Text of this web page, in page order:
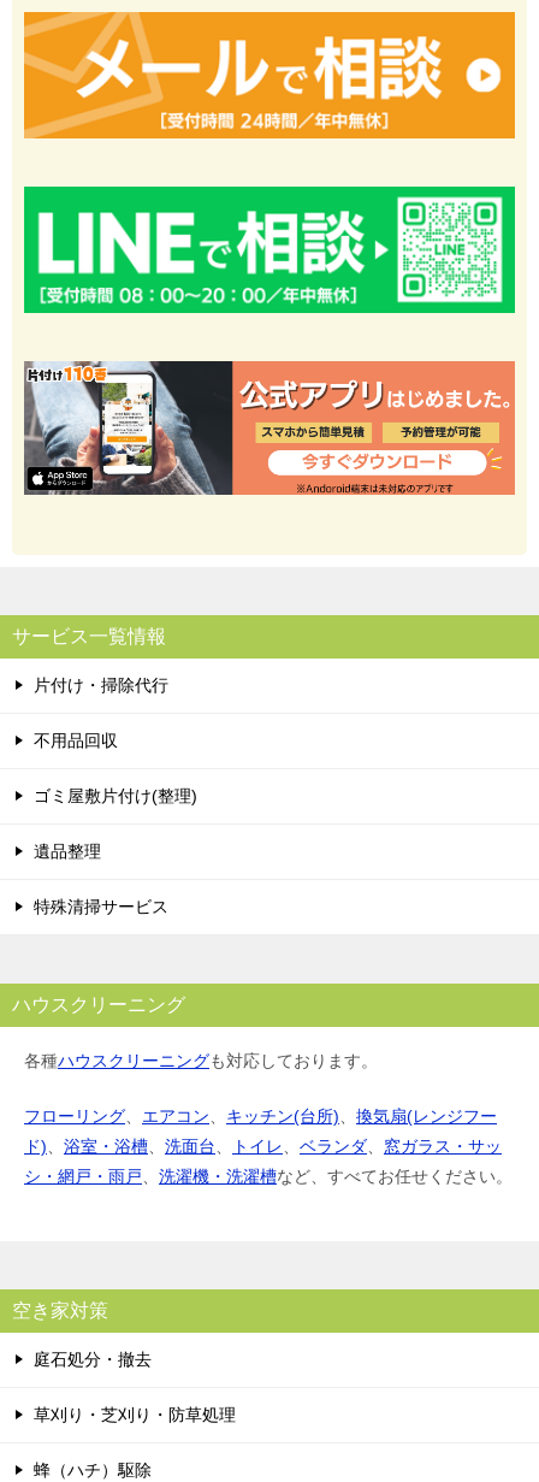
サービス一覧情報
片付け・掃除代行
不用品回収
ゴミ屋敷片付け(整理)
遺品整理
特殊清掃サービス
ハウスクリーニング
各種ハウスクリーニングも対応しております。
フローリング、 エアコン、 キッチン(台所)、 換気扇(レンジフー
ド)、 浴室・浴槽、 洗面台、 トイレ、 ベランダ、 窓ガラス・サッ
シ・網戸・雨戸、 洗濯機・洗濯槽など、すべてお任せください。
空き家対策
庭石処分・撤去
草刈り・芝刈り・防草処理
蜂（ハチ）駆除